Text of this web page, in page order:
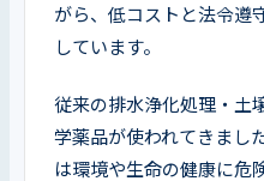
がら、低コストと法令遵
しています。
従来の排水浄化処理・土
学薬品が使われてきまし
は環境や生命の健康に危